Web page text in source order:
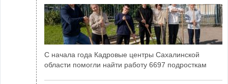
С начала года Кадровые центры Сахалинской
области помогли найти работу 6697 подросткам